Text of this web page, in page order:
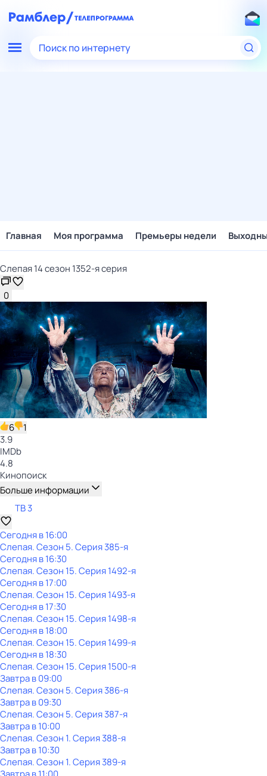
Поиск по интернету
Главная Моя программа Премьеры недели
Слепая 14 сезон 1352-я серия
0
6
1
3.9
IMDb
4.8
Кинопоиск
Больше информации
ТВ 3
Сегодня в 16:00
Слепая. Сезон 5. Серия 385-я
Сегодня в 16:30
Слепая. Сезон 15. Серия 1492-я
Сегодня в 17:00
Слепая. Сезон 15. Серия 1493-я
Сегодня в 17:30
Слепая. Сезон 15. Серия 1498-я
Сегодня в 18:00
Слепая. Сезон 15. Серия 1499-я
Сегодня в 18:30
Слепая. Сезон 15. Серия 1500-я
Завтра в 09:00
Слепая. Сезон 5. Серия 386-я
Завтра в 09:30
Слепая. Сезон 5. Серия 387-я
Завтра в 10:00
Слепая. Сезон 1. Серия 388-я
Завтра в 10:30
Слепая. Сезон 1. Серия 389-я